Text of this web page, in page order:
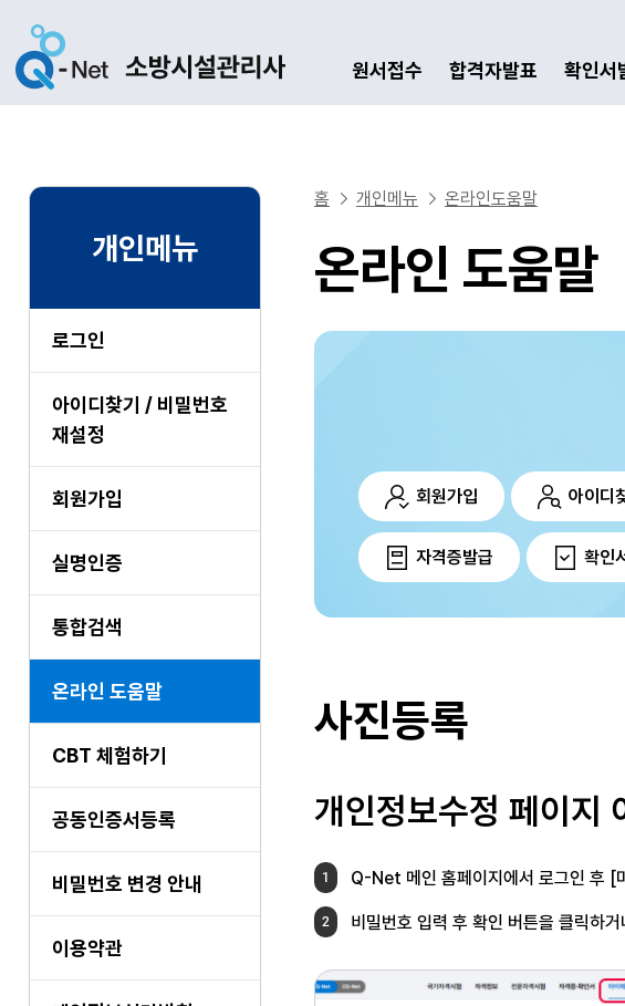
원서접수 합격자발표 확인서
개인메뉴
로그인
아이디찾기 / 비밀번호
재설정
회원가입
실명인증
통합검색
온라인 도움말
CBT 체험하기
공동인증서등록
비밀번호 변경 안내
이용약관
홈 개인메뉴 온라인도움말
온라인 도움말
회원가입 아이디
자격증발급 확인
사진등록
개인정보수정 페이지
1 Q-Net 메인 홈페이지에서 로그인 후 [
2 비밀번호 입력 후 확인 버튼을 클릭하거